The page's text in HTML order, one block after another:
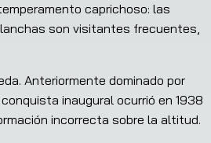
caprichoso: las
son visitantes frecuentes,
Anteriormente dominado por
inaugural ocurrió en 1938
incorrecta sobre la altitud.